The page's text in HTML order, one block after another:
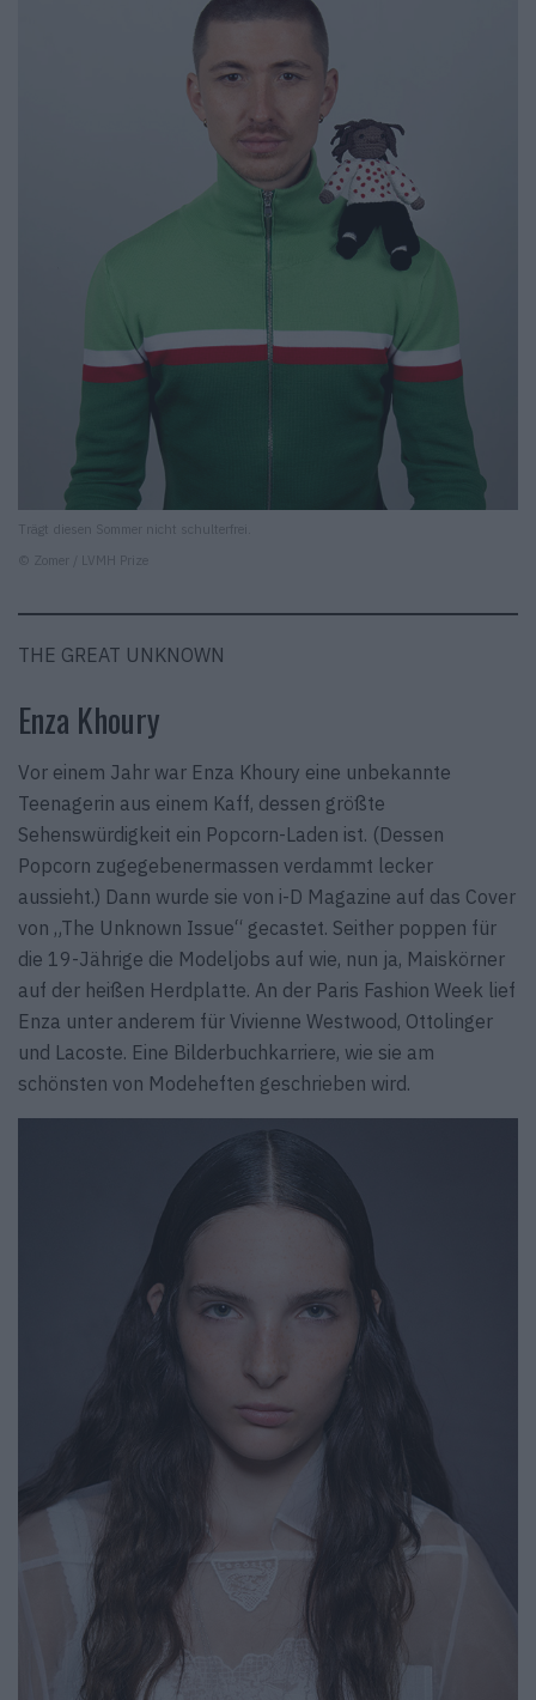
Trägt diesen Sommer nicht schulterfrei.
© Zomer / LVMH Prize
THE GREAT UNKNOWN
Enza Khoury
Vor einem Jahr war Enza Khoury eine unbekannte
Teenagerin aus einem Kaff, dessen größte
Sehenswürdigkeit ein Popcorn-Laden ist. (Dessen
Popcorn zugegebenermassen verdammt lecker
aussieht.) Dann wurde sie von i-D Magazine auf das Cover
von „The Unknown Issue“ gecastet. Seither poppen für
die 19-Jährige die Modeljobs auf wie, nun ja, Maiskörner
auf der heißen Herdplatte. An der Paris Fashion Week lief
Enza unter anderem für Vivienne Westwood, Ottolinger
und Lacoste. Eine Bilderbuchkarriere, wie sie am
schönsten von Modeheften geschrieben wird.